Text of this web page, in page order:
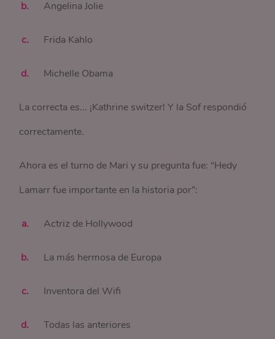
Angelina Jolie
Frida Kahlo
Michelle Obama
La correcta es... ¡Kathrine switzer! Y la Sof respondió
correctamente.
Ahora es el turno de Mari y su pregunta fue: “Hedy
Lamarr fue importante en la historia por”:
Actriz de Hollywood
La más hermosa de Europa
Inventora del Wifi
Todas las anteriores